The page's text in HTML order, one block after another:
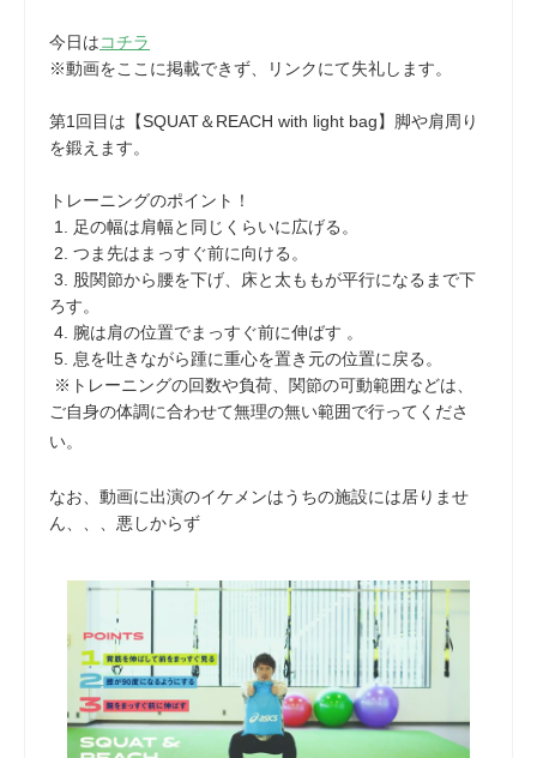
今日はコチラ
※動画をここに掲載できず、リンクにて失礼します。
第1回目は【SQUAT＆REACH with light bag】脚や肩周り
を鍛えます。
トレーニングのポイント！
1. 足の幅は肩幅と同じくらいに広げる。
2. つま先はまっすぐ前に向ける。
3. 股関節から腰を下げ、床と太ももが平行になるまで下
ろす。
4. 腕は肩の位置でまっすぐ前に伸ばす 。
5. 息を吐きながら踵に重心を置き元の位置に戻る。
※トレーニングの回数や負荷、関節の可動範囲などは、
ご自身の体調に合わせて無理の無い範囲で行ってくださ
い。
なお、動画に出演のイケメンはうちの施設には居りませ
ん、、、悪しからず